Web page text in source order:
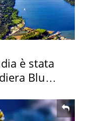
è stata
Blu